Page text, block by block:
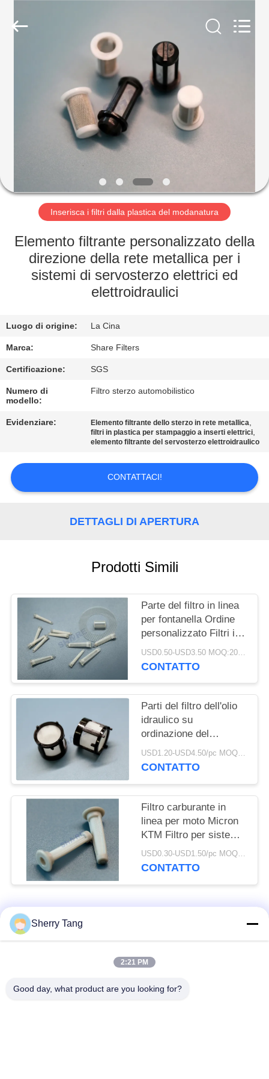
PRODOTTI
SU
DI
VISITA
ALLA
CONTROLLO
DELLA
QUALITÀ
CONTATTACI
CASI
RICHIEDERE
PREVENTIVO
MAPPA
DEL
SITO
PRIVACY
POLICY
Group
Limited.
Inserisca i filtri dalla plastica del modanatura
Elemento filtrante personalizzato della
direzione della rete metallica per i
sistemi di servosterzo elettrici ed
elettroidraulici
Luogo di origine: La Cina
Marca: Share Filters
Certificazione: SGS
Numero di
modello:
Filtro sterzo automobilistico
Evidenziare: Elemento filtrante dello sterzo in rete metallica,
filtri in plastica per stampaggio a inserti elettrici,
elemento filtrante del servosterzo elettroidraulico
CONTATTACI!
DETTAGLI DI APERTURA
Prodotti Simili
Parte del filtro in linea
per fontanella Ordine
personalizzato Filtri in
plastica stampati con
inserto in rete
USD0.50-USD3.50 MOQ:200pcs
CONTATTO
Parti del filtro dell'olio
idraulico su
ordinazione del
motociclo del filtro di
pressione della pompa
USD1.20-USD4.50/pc MOQ:200pcs
CONTATTO
Filtro carburante in
linea per moto Micron
KTM Filtro per sistema
di iniezione carburante
personalizzato
USD0.30-USD1.50/pc MOQ:200PCS
CONTATTO
Categorie popolari
Maglia tessuta del
Sherry Tang
2:21 PM
Good day, what product are you looking for?